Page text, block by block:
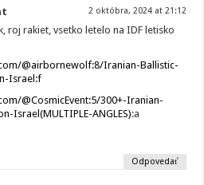
2 októbra, 2024 at 21:12
roj rakiet, vsetko letelo na IDF letisko
@airbornewolf:8/Iranian-Ballistic-
Israel:f
@CosmicEvent:5/300+-Iranian-
Israel(MULTIPLE-ANGLES):a
Odpovedať